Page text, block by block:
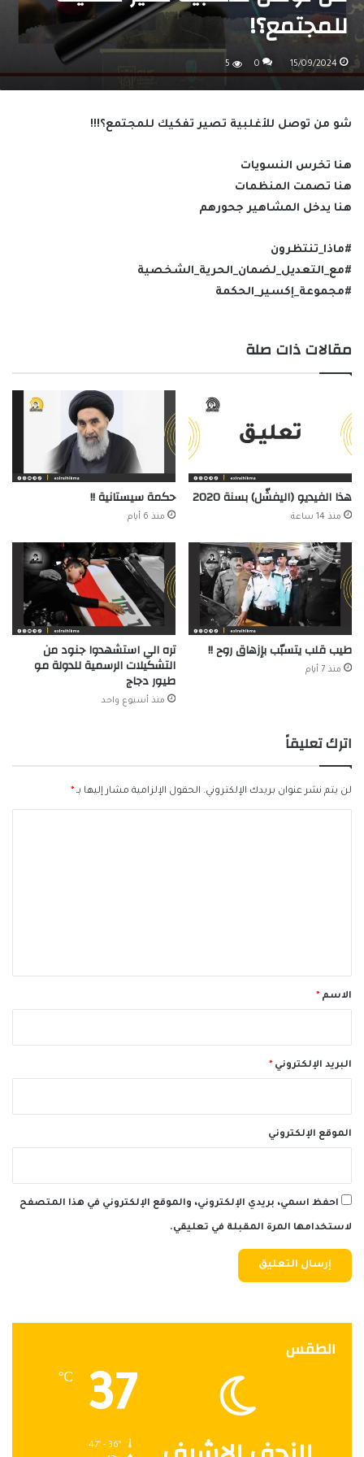
للمجتمع؟!
15/09/2024
0
5
شو من توصل للأغلبية تصير تفكيك للمجتمع؟!!!
هنا تخرس النسويات
هنا تصمت المنظمات
هنا يدخل المشاهير جحورهم
#ماذا_تنتظرون
#مع_التعديل_لضمان_الحرية_الشخصية
#مجموعة_إكسير_الحكمة
مقالات ذات صلة
هذا الفيديو (اليفشّل) بسنة 2020
منذ 14 ساعة
حكمة سيستانية !!
منذ 6 أيام
طيب قلب يتسبّب بإزهاق روح !!
منذ 7 أيام
تره الي استشهدوا جنود من
التشكيلات الرسمية للدولة مو
طيور دجاج
منذ أسبوع واحد
اترك تعليقاً
لن يتم نشر عنوان بريدك الإلكتروني. الحقول الإلزامية مشار إليها بـ *
*الاسم *
البريد الإلكتروني *
الموقع الإلكتروني
احفظ اسمي، بريدي الإلكتروني، والموقع الإلكتروني في هذا المتصفح
لاستخدامها المرة المقبلة في تعليقي.
الطقس
37
℃